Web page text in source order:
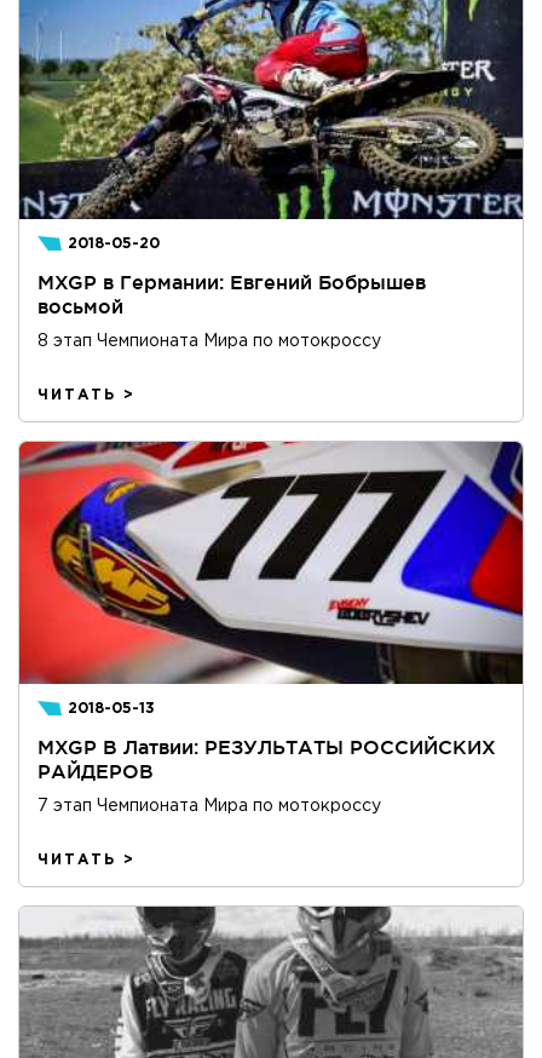
2018-05-20
MXGP в Германии: Евгений Бобрышев
восьмой
8 этап Чемпионата Мира по мотокроссу
ЧИТАТЬ >
2018-05-13
MXGP В Латвии: РЕЗУЛЬТАТЫ РОССИЙСКИХ
РАЙДЕРОВ
7 этап Чемпионата Мира по мотокроссу
ЧИТАТЬ >